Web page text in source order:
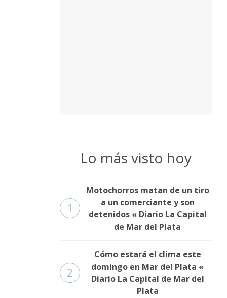
Lo más visto hoy
1
Motochorros matan de un tiro
a un comerciante y son
detenidos « Diario La Capital
de Mar del Plata
2
Cómo estará el clima este
domingo en Mar del Plata «
Diario La Capital de Mar del
Plata